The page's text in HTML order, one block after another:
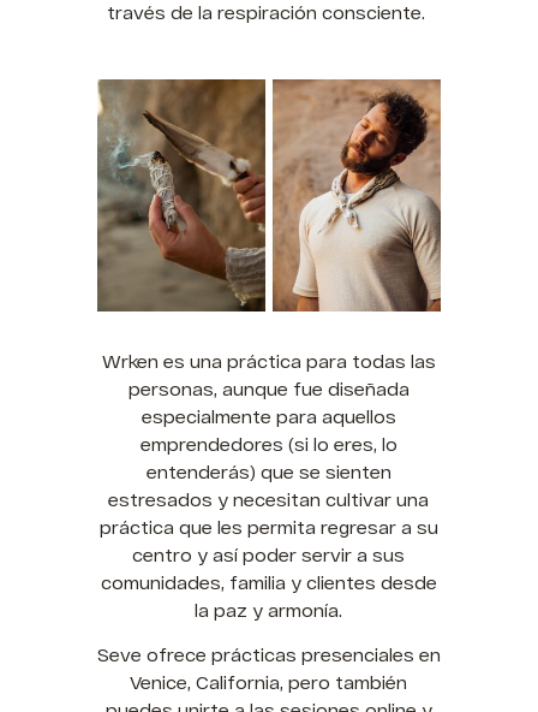
través de la respiración consciente.
Wrken es una práctica para todas las
personas, aunque fue diseñada
especialmente para aquellos
emprendedores (si lo eres, lo
entenderás) que se sienten
estresados y necesitan cultivar una
práctica que les permita regresar a su
centro y así poder servir a sus
comunidades, familia y clientes desde
la paz y armonía.
Seve ofrece prácticas presenciales en
Venice, California, pero también